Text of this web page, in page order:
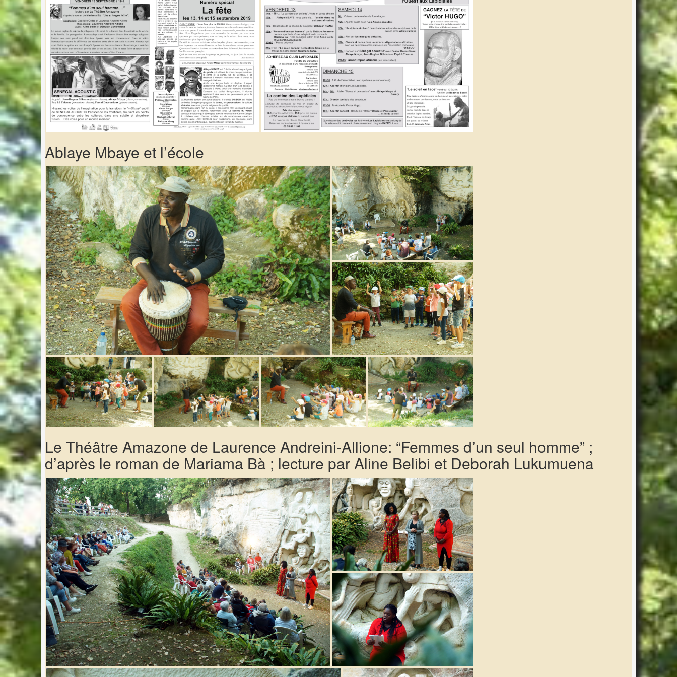
Ablaye Mbaye et l’école
Le Théâtre Amazone de Laurence Andreini-Allione: “Femmes d’un seul homme” ;
d’après le roman de Mariama Bà ; lecture par Aline Belibi et Deborah Lukumuena